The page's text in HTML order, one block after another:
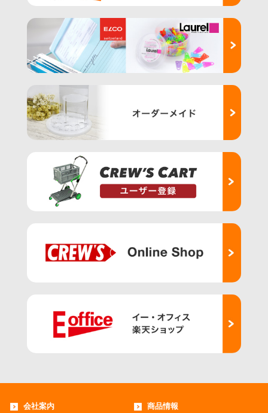
会社案内 商品情報